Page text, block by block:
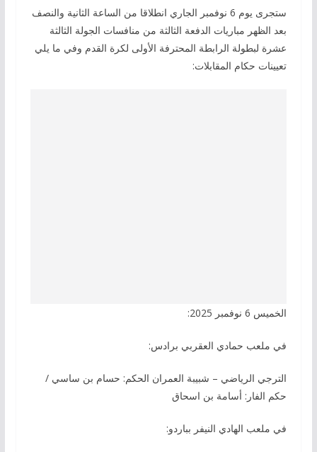
ستجرى يوم 6 نوفمبر الجاري انطلاقا من الساعة الثانية والنصف
بعد الظهر مباريات الدفعة الثالثة من منافسات الجولة الثالثة
عشرة لبطولة الرابطة المحترفة الأولى لكرة القدم وفي ما يلي
تعيينات حكام المقابلات:
الخميس 6 نوفمبر 2025:
في ملعب حمادي العقربي برادس:
الترجي الرياضي – شبيبة العمران الحكم: حسام بن ساسي /
حكم الفار: أسامة بن اسحاق
في ملعب الهادي النيفر بباردو: